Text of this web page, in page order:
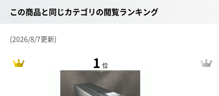
この商品と同じカテゴリの閲覧ランキング
(2026/8/7更新)
1 位